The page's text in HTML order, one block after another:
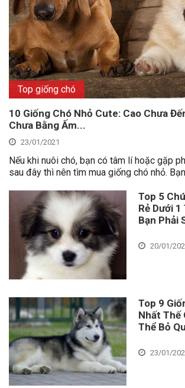
Top giống chó
10 Giống Chó Nhỏ Cute: Cao Chưa
Chưa Bằng Ấm...
23/01/2021
Nếu khi nuôi chó, bạn có tâm lí hoặc gặp
sau đây thì nên tìm mua giống chó nhỏ.
Top 5
Rẻ Dưới
Bạn Phải
20/01/
Top 9
Nhất Thế
Thể Bỏ
23/01/